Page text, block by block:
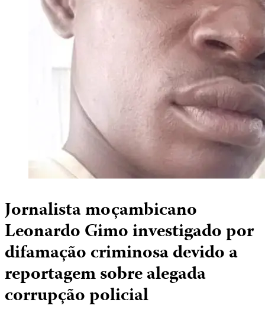
Jornalista moçambicano
Leonardo Gimo investigado por
difamação criminosa devido a
reportagem sobre alegada
corrupção policial